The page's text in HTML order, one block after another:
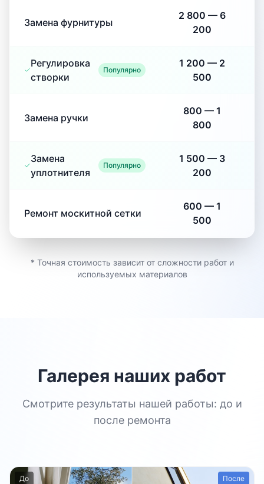
Замена фурнитуры
2 800 — 6
200
Регулировка
створки
Популярно
1 200 — 2
500
Замена ручки
800 — 1
800
Замена
уплотнителя
Популярно
1 500 — 3
200
Ремонт москитной сетки
600 — 1
500
* Точная стоимость зависит от сложности работ и
используемых материалов
Галерея наших работ
Смотрите результаты нашей работы: до и
после ремонта
До После